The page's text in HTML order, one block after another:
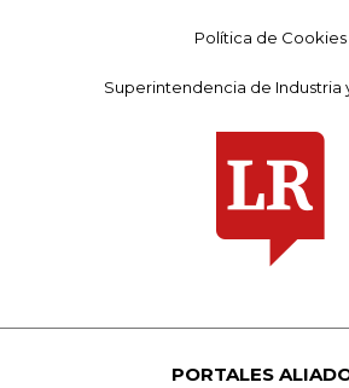
Política de Cookies
Superintendencia de Industria
PORTALES